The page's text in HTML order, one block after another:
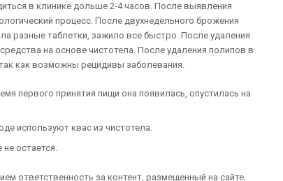
в клинике дольше 2-4 часов. После выявления
процесс. После двухнедельного брожения
разные таблетки, зажило все быстро. После удаления
на основе чистотела. После удаления полипов в
как возможны рецидивы заболевания.
первого принятия пищи она появилась, опустилась на
используют квас из чистотела.
остается.
ответственность за контент, размещенный на сайте,